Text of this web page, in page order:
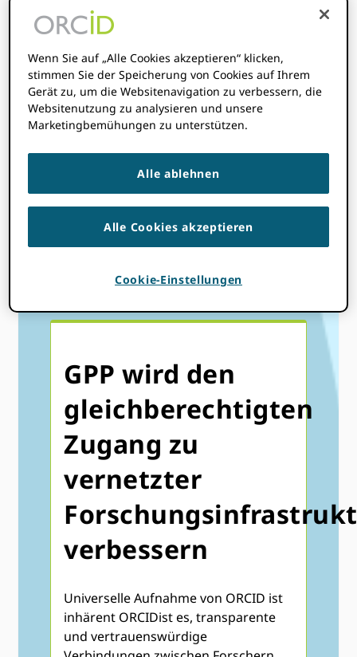
Das ORCID Das Global Participation Program
ist eine Initiative, die als Reaktion auf die
Bedürfnisse der Gemeinschaft in
Zusammenarbeit mit unseren großzügigen
Partnern ins Leben gerufen wurde.
GPP wird den
gleichberechtigten
Zugang zu
vernetzter
verbessern
Universelle Aufnahme von ORCID ist
inhärent ORCIDist es, transparente
und vertrauenswürdige
Wenn Sie auf „Alle Cookies akzeptieren“ klicken,
stimmen Sie der Speicherung von Cookies auf Ihrem
Gerät zu, um die Websitenavigation zu verbessern, die
Websitenutzung zu analysieren und unsere
Marketingbemühungen zu unterstützen.
Alle ablehnen
Alle Cookies akzeptieren
Cookie-Einstellungen